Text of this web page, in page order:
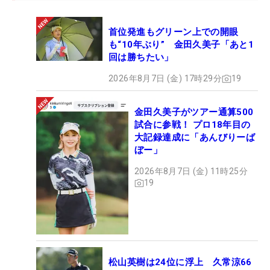
る。戦いたい気持ちがある正直な気持ちを明かしな
がらも、「これが正しい選択だと100％確信してい
る」と改めて強調した。（文・武川玲子＝米国在
首位発進もグリーン上での開眼
も“10年ぶり” 金田久美子「あと1
回は勝ちたい」
2026年8月7日 (金) 17時29分 19
金田久美子がツアー通算500
試合に参戦！ プロ18年目の
大記録達成に「あんびりーば
ぼー」
2026年8月7日 (金) 11時25分
19
松山英樹は24位に浮上 久常涼66